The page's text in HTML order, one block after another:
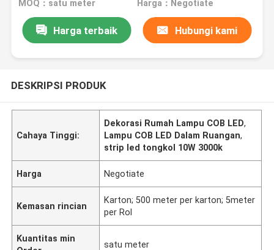
MOQ：satu meter Harga：Negotiate
Harga terbaik Hubungi kami
DESKRIPSI PRODUK
Cahaya Tinggi:
Dekorasi Rumah Lampu COB LED,
Lampu COB LED Dalam Ruangan,
strip led tongkol 10W 3000k
Harga Negotiate
Kemasan rincian
Karton; 500 meter per karton; 5meter
per Rol
Kuantitas min
satu meter